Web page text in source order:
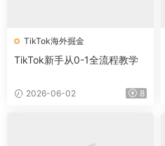
TikTok海外掘金
TikTok新手从0-1全流程教学
2026-06-02 8